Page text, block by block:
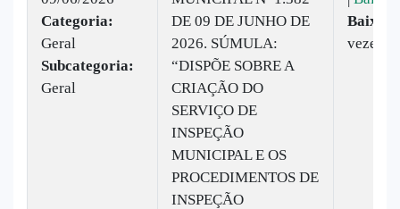
Categoria:
Geral
Subcategoria:
Geral
DE 09 DE JUNHO DE
2026. SÚMULA:
“DISPÕE SOBRE A
CRIAÇÃO DO
SERVIÇO DE
INSPEÇÃO
MUNICIPAL E OS
PROCEDIMENTOS DE
INSPEÇÃO
vezes